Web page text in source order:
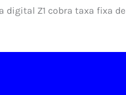
digital Z1 cobra taxa fixa de